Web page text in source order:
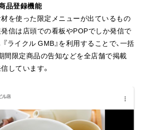
品登録機能
材を使った限定メニューが出ているもの
信は店頭での看板やPOPでしか発信で
ライクル GMB』を利用することで、一括
間限定商品の告知などを全店舗で掲載
しています。